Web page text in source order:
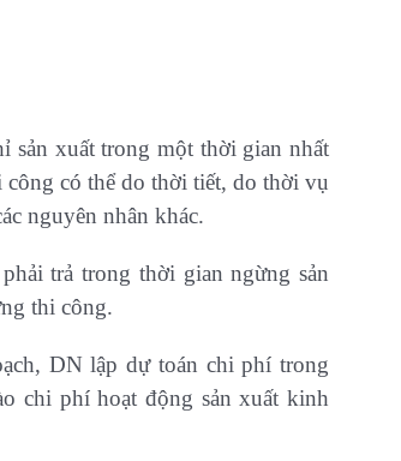
sản xuất trong một thời gian nhất
có thể do thời tiết, do thời vụ
nguyên nhân khác.
trả trong thời gian ngừng sản
thi công.
DN lập dự toán chi phí trong
chi phí hoạt động sản xuất kinh